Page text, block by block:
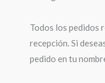
Todos los pedidos
recepción. Si
pedido en tu